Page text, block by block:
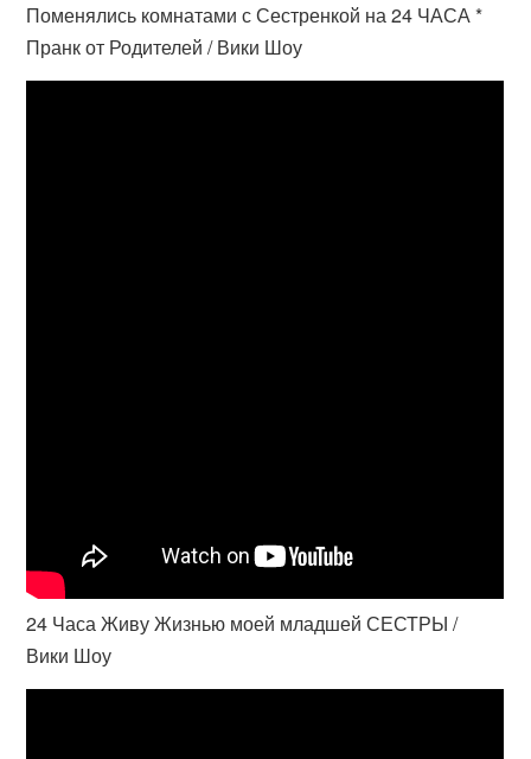
Поменялись комнатами с Сестренкой на 24 ЧАСА *
Пранк от Родителей / Вики Шоу
24 Часа Живу Жизнью моей младшей СЕСТРЫ /
Вики Шоу